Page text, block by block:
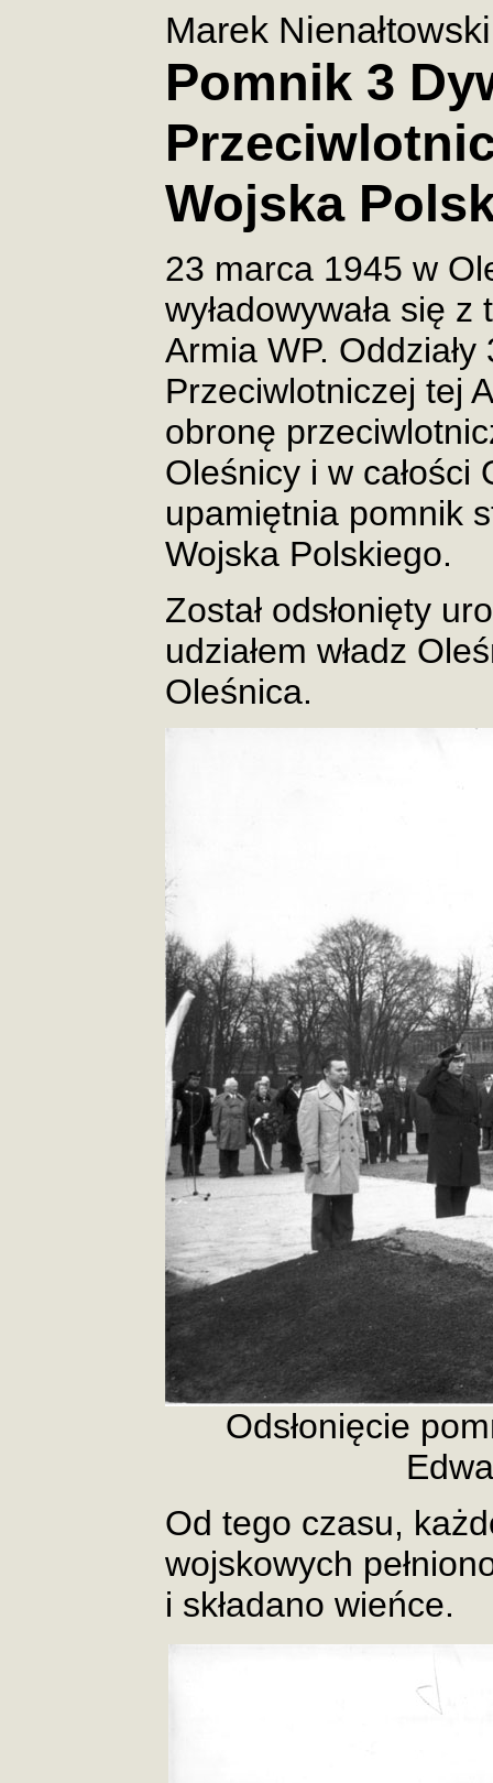
Marek Nienałtowski
Pomnik 3
Wojska
23 marca 1945 w
wyładowywała się
Armia WP.
Przeciwlotniczej tej
obronę
Oleśnicy i w całości
upamiętnia pomnik
Wojska Polskiego.
Został odsłonięty
udziałem władz
Oleśnica.
Odsłonięcie
Od tego czasu,
wojskowych
i składano wieńce.